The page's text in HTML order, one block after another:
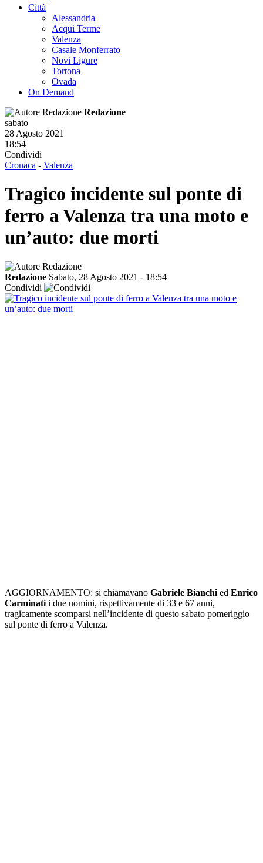
Città
Alessandria
Acqui Terme
Valenza
Casale Monferrato
Novi Ligure
Tortona
Ovada
On Demand
Redazione
sabato
28 Agosto 2021
18:54
Condividi
Cronaca - Valenza
Tragico incidente sul ponte di
ferro a Valenza tra una moto e
un’auto: due morti
Redazione Sabato, 28 Agosto 2021 - 18:54
Condividi
AGGIORNAMENTO: si chiamavano Gabriele Bianchi ed Enrico
Carminati i due uomini, rispettivamente di 33 e 67 anni,
tragicamente scomparsi nell’incidente di questo sabato pomeriggio
sul ponte di ferro a Valenza.